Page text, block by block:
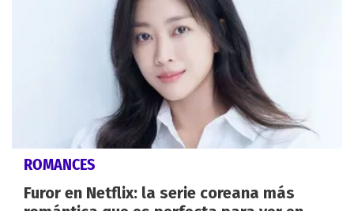
ROMANCES
Furor en Netflix: la serie coreana más